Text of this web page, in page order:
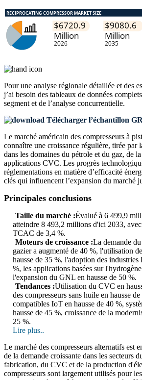
Pour une analyse régionale détaillée et des
j’ai besoin des tableaux de données
segment et de l’analyse concurrentielle.
Télécharger l’échantillon
Le marché américain des compresseurs à
connaître une croissance régulière, tirée par
dans les domaines du pétrole et du gaz, de
applications CVC. Les progrès
réglementations en matière d’efficacité
clés qui influencent l’expansion du marché
Principales conclusions
Taille du marché :Évalué à 6 499,9
atteindre 8 493,2 millions d'ici 2033,
TCAC de 3,4 %.
Moteurs de croissance :La demande
gazier a augmenté de 40 %, l'utilisation
hausse de 35 %, l'adoption des industries
%, les applications basées sur
l'expansion du GNL en hausse de 50 %.
Tendances :Utilisation du CVC en
des compresseurs sans huile en hausse
compatibles IoT en hausse de 40 %,
hausse de 45 %, croissance de la
25 %.
Lire plus..
Le marché des compresseurs alternatifs est
de la demande croissante dans les secteurs
fabrication, du CVC et de la production
compresseurs sont largement utilisés pour